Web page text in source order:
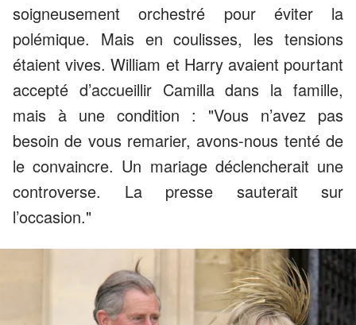
soigneusement orchestré pour éviter la
polémique. Mais en coulisses, les tensions
étaient vives. William et Harry avaient pourtant
accepté d’accueillir Camilla dans la famille,
mais à une condition : "Vous n’avez pas
besoin de vous remarier, avons-nous tenté de
le convaincre. Un mariage déclencherait une
controverse. La presse sauterait sur
l’occasion."